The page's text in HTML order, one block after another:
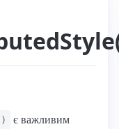
є важливим